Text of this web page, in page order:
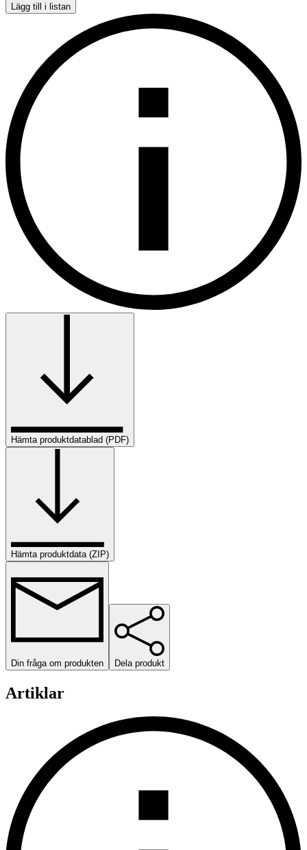
Lägg till i listan
Hämta produktdatablad (PDF)
Hämta produktdata (ZIP)
Din fråga om produkten Dela produkt
Artiklar